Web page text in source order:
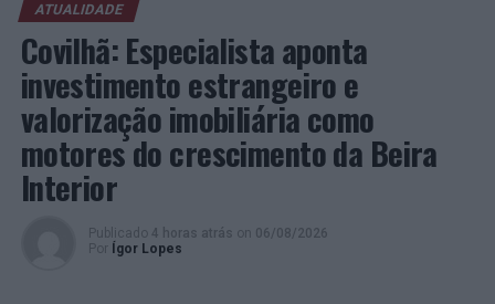
Resumidamente, a ação policial visou aumentar a
visibilidade policial, atuando de forma preventiva e
dissuasora da prática de crimes e de incivilidades;
fiscalizar espaços de diversão noturna, com especial
atenção ao cumprimento das obrigações no âmbito da
legislação de segurança privada, horários de
funcionamento, venda de tabaco e bebidas alcoólicas a
menores de 16 e 18 anos; e promover a segurança
rodoviária, com especial atenção aos principais
comportamentos de risco responsáveis pela
ATUALIDADE
Covilhã: Especialista aponta
investimento estrangeiro e
valorização imobiliária como
motores do crescimento da Beira
Interior
Publicado 4 horas atrás on 06/08/2026
Por
Ígor Lopes